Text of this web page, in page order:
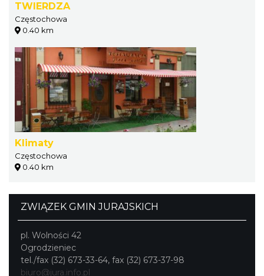
TWIERDZA
Częstochowa
0.40 km
Klimaty
Częstochowa
0.40 km
ZWIĄZEK GMIN JURAJSKICH
pl. Wolności 42
Ogrodzieniec
tel./fax (32) 673-33-64, fax (32) 673-37-98
biuro@jura.info.pl